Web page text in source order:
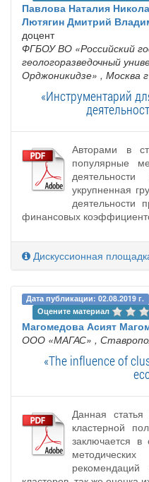
Павлова Наталия
Лютягин Дмитрий
доцент
ФГБОУ ВО «Российский
геологоразведочный
Орджоникидзе» , Москва г
«Инструментарий
Авторами в
популярные
укрупненная
деятельности
финансовых
Дискуссионная
Дата публикации: 02.08.2019 г.
Оцените материал
Магомедова Асият
ООО «МАГАС» ,
«The influence of
Данная
кластерной
заключается в
рекомендаций